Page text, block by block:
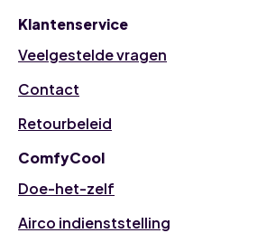
Klantenservice
Veelgestelde vragen
Contact
Retourbeleid
ComfyCool
Doe-het-zelf
Airco indienststelling